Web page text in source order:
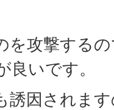
攻撃する
良いです。
因されま